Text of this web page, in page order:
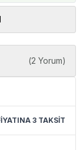
(2 Yorum)
3 TAKSİT